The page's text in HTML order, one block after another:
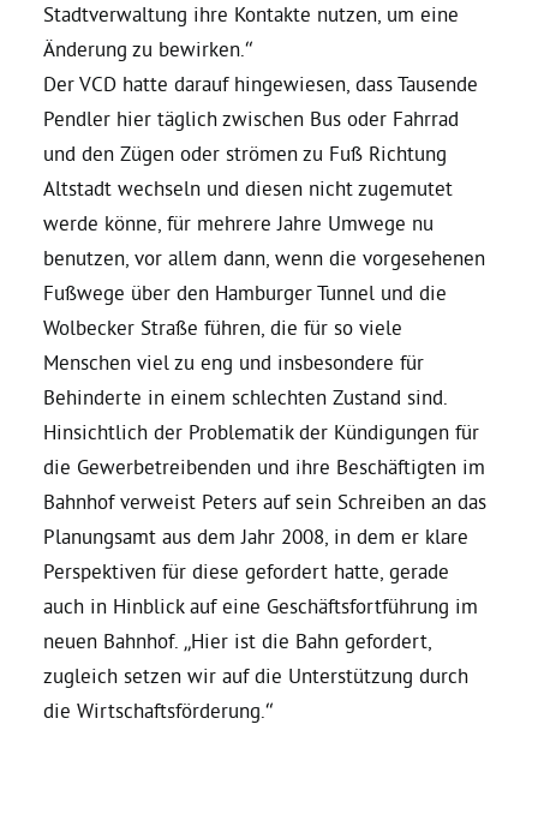
Ratsfraktion
Ratsmitglieder 2025 – 2030
Ratsanträge
Fraktionsgeschäftsstelle
Aktiv werden
Termine
Arbeitsgruppen
Mitglied werden
Stadtverwaltung ihre Kontakte nutzen, um eine
Änderung zu bewirken.“
Der VCD hatte darauf hingewiesen, dass Tausende
Pendler hier täglich zwischen Bus oder Fahrrad
und den Zügen oder strömen zu Fuß Richtung
Altstadt wechseln und diesen nicht zugemutet
werde könne, für mehrere Jahre Umwege nu
benutzen, vor allem dann, wenn die vorgesehenen
Fußwege über den Hamburger Tunnel und die
Wolbecker Straße führen, die für so viele
Menschen viel zu eng und insbesondere für
Behinderte in einem schlechten Zustand sind.
Hinsichtlich der Problematik der Kündigungen für
die Gewerbetreibenden und ihre Beschäftigten im
Bahnhof verweist Peters auf sein Schreiben an das
Planungsamt aus dem Jahr 2008, in dem er klare
Perspektiven für diese gefordert hatte, gerade
auch in Hinblick auf eine Geschäftsfortführung im
neuen Bahnhof. „Hier ist die Bahn gefordert,
zugleich setzen wir auf die Unterstützung durch
die Wirtschaftsförderung.“